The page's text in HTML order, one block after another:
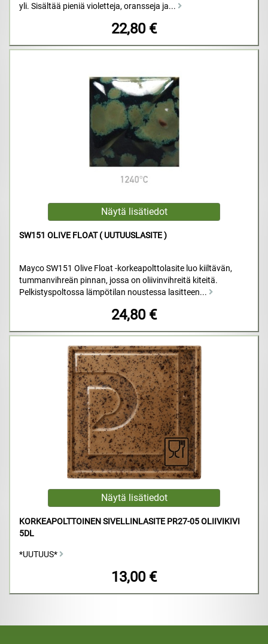
yli. Sisältää pieniä violetteja, oransseja ja...
22,80 €
SW151 OLIVE FLOAT ( UUTUUSLASITE )
Mayco SW151 Olive Float -korkeapolttolasite luo kiiltävän,
tummanvihreän pinnan, jossa on oliivinvihreitä kiteitä.
Pelkistyspoltossa lämpötilan noustessa lasitteen...
24,80 €
KORKEAPOLTTOINEN SIVELLINLASITE PR27-05 OLIIVIKIVI
5DL
*UUTUUS*
13,00 €